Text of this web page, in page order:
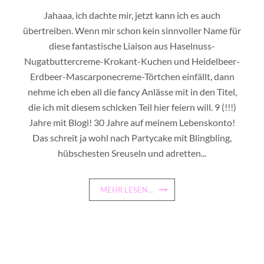
Jahaaa, ich dachte mir, jetzt kann ich es auch
übertreiben. Wenn mir schon kein sinnvoller Name für
diese fantastische Liaison aus Haselnuss-
Nugatbuttercreme-Krokant-Kuchen und Heidelbeer-
Erdbeer-Mascarponecreme-Törtchen einfällt, dann
nehme ich eben all die fancy Anlässe mit in den Titel,
die ich mit diesem schicken Teil hier feiern will. 9 (!!!)
Jahre mit Blogi! 30 Jahre auf meinem Lebenskonto!
Das schreit ja wohl nach Partycake mit Blingbling,
hübschesten Sreuseln und adretten...
MEHR LESEN...